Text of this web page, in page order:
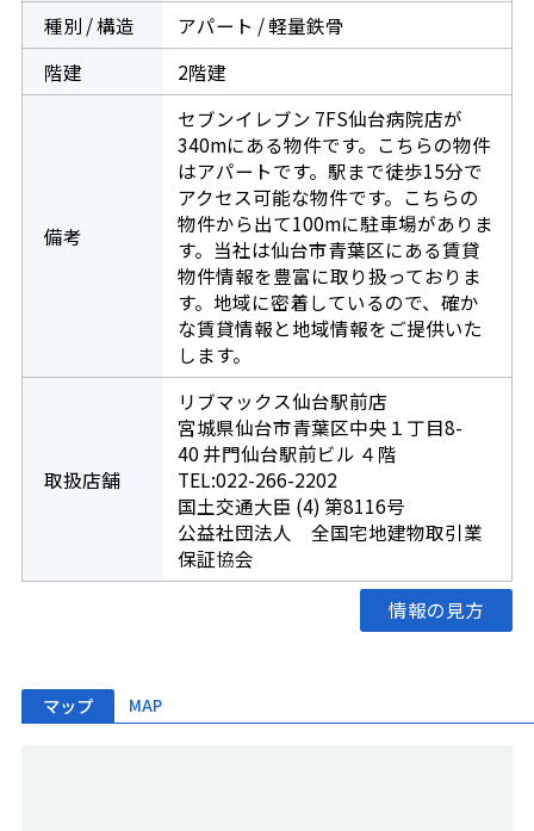
種別 / 構造
アパート / 軽量鉄骨
階建
2階建
備考
セブンイレブン 7FS仙台病院店が
340mにある物件です。こちらの物件
はアパートです。駅まで徒歩15分で
アクセス可能な物件です。こちらの
物件から出て100mに駐車場がありま
す。当社は仙台市青葉区にある賃貸
物件情報を豊富に取り扱っておりま
す。地域に密着しているので、確か
な賃貸情報と地域情報をご提供いた
します。
取扱店舗
リブマックス仙台駅前店
宮城県仙台市青葉区中央１丁目8-
40 井門仙台駅前ビル ４階
TEL:022-266-2202
国土交通大臣 (4) 第8116号
公益社団法人 全国宅地建物取引業
保証協会
情報の見方
マップ MAP